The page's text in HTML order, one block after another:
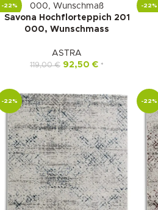
-22%
Savona Hochflorteppich 201
000, Wunschmass
ASTRA
119,00€ 92,50 € *
-22%
-22% -22%